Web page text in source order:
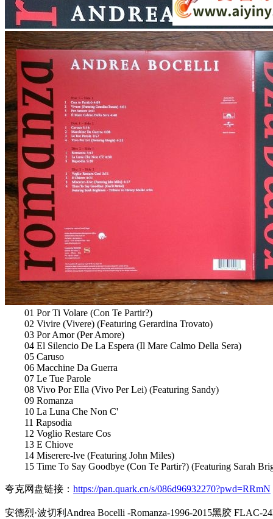
01 Por Ti Volare (Con Te Partir?)
02 Vivire (Vivere) (Featuring Gerardina Trovato)
03 Por Amor (Per Amore)
04 El Silencio De La Espera (Il Mare Calmo Della Sera)
05 Caruso
06 Macchine Da Guerra
07 Le Tue Parole
08 Vivo Por Ella (Vivo Per Lei) (Featuring Sandy)
09 Romanza
10 La Luna Che Non C'
11 Rapsodia
12 Voglio Restare Cos
13 E Chiove
14 Miserere-lve (Featuring John Miles)
15 Time To Say Goodbye (Con Te Partir?) (Featuring Sarah
夸克网盘链接： https://pan.quark.cn/s/086d96932270?pwd=RRmN
安德烈·波切利Andrea Bocelli -Romanza-1996-2015黑胶 FLAC-